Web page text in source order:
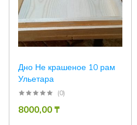
Дно Не крашеное 10 рам
Ульетара
(0)
8000,00 ₸